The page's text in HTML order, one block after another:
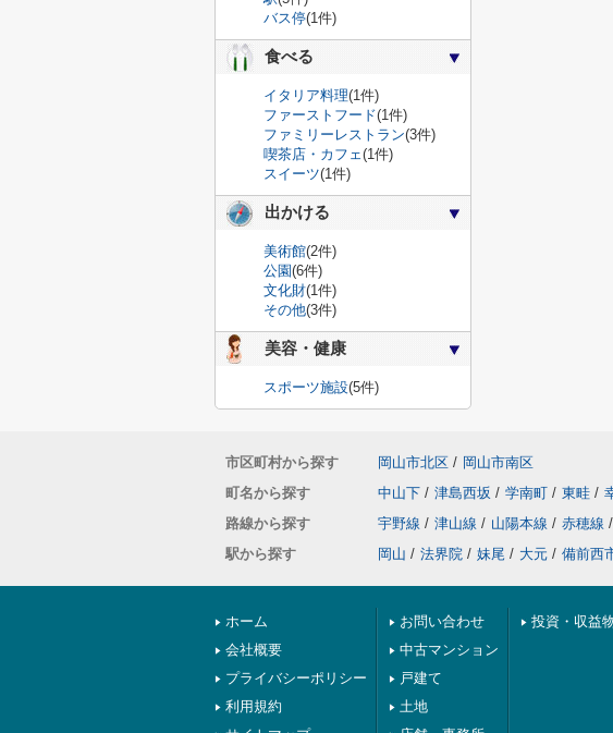
バス停(1件)
食べる
イタリア料理(1件)
ファーストフード(1件)
ファミリーレストラン(3件)
喫茶店・カフェ(1件)
スイーツ(1件)
出かける
美術館(2件)
公園(6件)
文化財(1件)
その他(3件)
美容・健康
スポーツ施設(5件)
市区町村から探す 岡山市北区 / 岡山市南区
町名から探す
中山下 / 津島西坂 / 学南町 / 東畦 /
路線から探す
宇野線 / 津山線 / 山陽本線 / 赤穂線 /
駅から探す
岡山 / 法界院 / 妹尾 / 大元 / 備前西
ホーム
会社概要
プライバシーポリシー
利用規約
お問い合わせ
中古マンション
戸建て
土地
投資・収益